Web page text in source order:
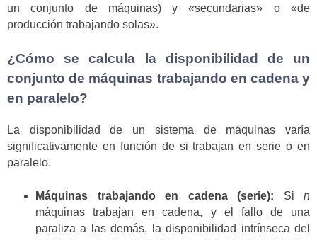
un conjunto de máquinas) y «secundarias» o «de
producción trabajando solas».
¿Cómo se calcula la disponibilidad de un
conjunto de máquinas trabajando en cadena y
en paralelo?
La disponibilidad de un sistema de máquinas varía
significativamente en función de si trabajan en serie o en
paralelo.
Máquinas trabajando en cadena (serie): Si n
máquinas trabajan en cadena, y el fallo de una
paraliza a las demás, la disponibilidad intrínseca del